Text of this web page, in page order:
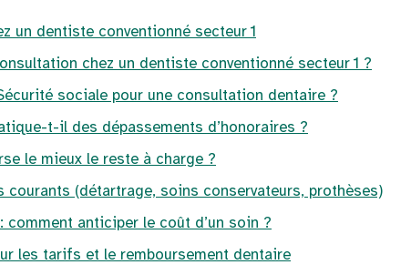
un dentiste conventionné secteur 1
chez un dentiste conventionné secteur 1 ?
sociale pour une consultation dentaire ?
t-il des dépassements d’honoraires ?
le mieux le reste à charge ?
courants (détartrage, soins conservateurs, prothèses)
comment anticiper le coût d’un soin ?
les tarifs et le remboursement dentaire